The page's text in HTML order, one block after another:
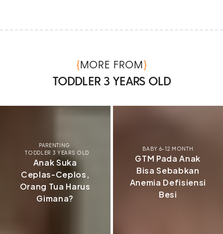
{MORE FROM}
TODDLER 3 YEARS OLD
PARENTING
TODDLER 3 YEARS OLD
Anak Suka
Ceplas-Ceplos,
Orang Tua Harus
Gimana?
BABY 6-12 MONTH
GTM Pada Anak
Bisa Sebabkan
Anemia Defisiensi
Besi